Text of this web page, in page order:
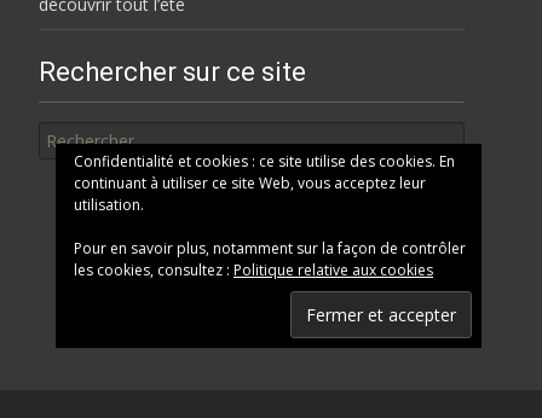
Rechercher sur ce site
Confidentialité et cookies : ce site utilise des cookies. En
continuant à utiliser ce site Web, vous acceptez leur
utilisation.
Pour en savoir plus, notamment sur la façon de contrôler
les cookies, consultez : Politique relative aux cookies